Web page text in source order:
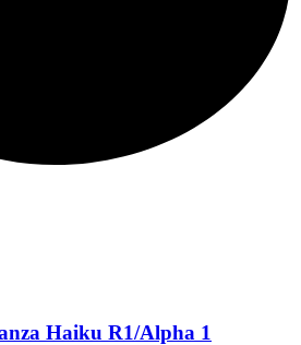
Haiku R1/Alpha 1